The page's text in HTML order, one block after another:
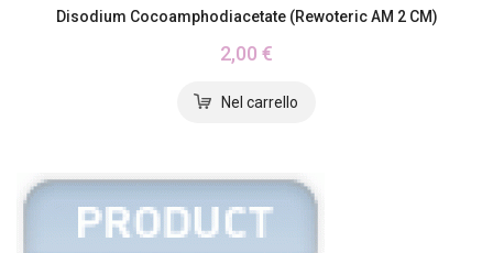
Disodium Cocoamphodiacetate (Rewoteric AM 2 CM)
2,00 €